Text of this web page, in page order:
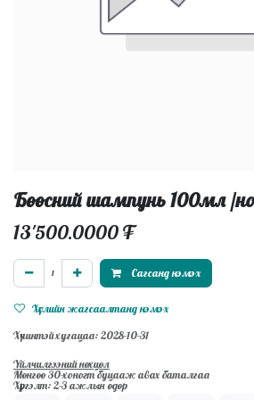
Бөөсний шампунь 100мл /
13'500.0000₮
Сагсанд нэмэх
Хүслийн жагсаалтанд нэмэх
Хүчинтэй хугацаа: 2028-10-31
Үйлчилгээний нөхцөл
Мөнгөө 30-хоногт буцааж авах баталгаа
Хүргэлт: 2-3 ажлын өдөр